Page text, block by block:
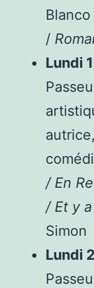
Blanco
/
Lundi
/ En
/ Et y
Simon
Lundi